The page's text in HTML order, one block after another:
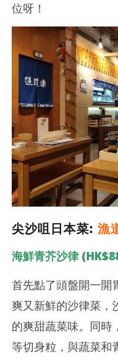
月 7
愛
生
位呀！
尖沙咀日本菜: 漁
海鮮青芥沙律
首先點了頭盤開一開
爽又新鮮的沙律菜，
的爽甜蔬菜味。同時
等切身粒，與蔬菜和